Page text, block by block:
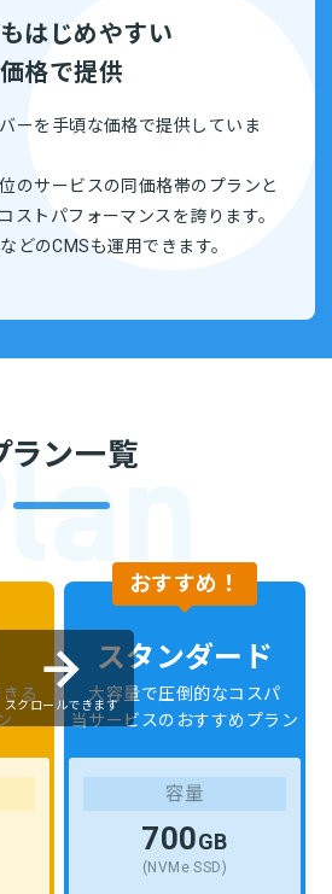
はじめやすい
価格で提供
ーを手頃な価格で提供していま
のサービスの同価格帯のプランと
ストパフォーマンスを誇ります。
どのCMSも運用できます。
ラン一覧
る
おすすめ！
スタンダード
大容量で圧倒的なコスパ
当サービスのおすすめプラン
容量
700GB
(NVMe SSD)
スクロールできます